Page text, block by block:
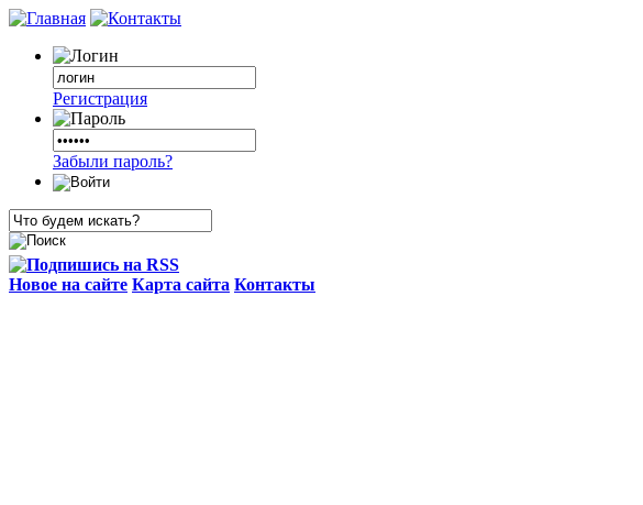
Регистрация
Забыли пароль?
Новое на сайте Карта сайта Контакты